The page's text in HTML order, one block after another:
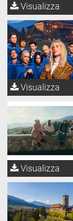
Visualizza
Visualizza
Visualizza